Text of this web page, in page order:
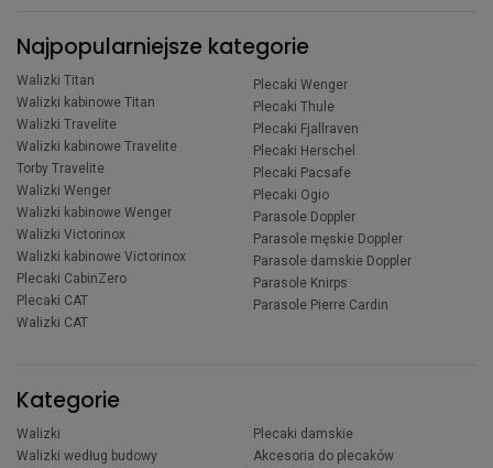
Najpopularniejsze kategorie
Walizki Titan
Walizki kabinowe Titan
Walizki Travelite
Walizki kabinowe Travelite
Torby Travelite
Walizki Wenger
Walizki kabinowe Wenger
Walizki Victorinox
Walizki kabinowe Victorinox
Plecaki CabinZero
Plecaki CAT
Walizki CAT
Plecaki Wenger
Plecaki Thule
Plecaki Fjallraven
Plecaki Herschel
Plecaki Pacsafe
Plecaki Ogio
Parasole Doppler
Parasole męskie Doppler
Parasole damskie Doppler
Parasole Knirps
Parasole Pierre Cardin
Kategorie
Walizki
Walizki według budowy
Plecaki damskie
Akcesoria do plecaków